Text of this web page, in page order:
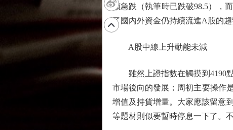
頭急跌（執筆時已跌破98.5），
了國內外資金仍持續流進A股的
A股中線上升動能未減
雖然上證指數在觸摸到4190點
市場後向的發展；周初主要操作
增值及持貨增量。大家應該留意
等題材則似要暫時停息一下了。